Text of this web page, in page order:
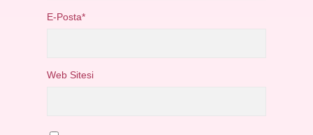
E-Posta*
Web Sitesi